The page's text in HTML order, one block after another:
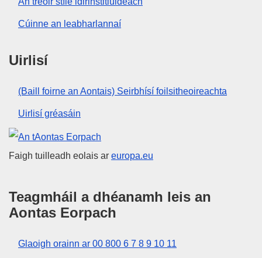
Cúinne an leabharlannaí
Uirlisí
(Baill foirne an Aontais) Seirbhísí foilsitheoireachta
Uirlisí gréasáin
An tAontas Eorpach
Faigh tuilleadh eolais ar europa.eu
Teagmháil a dhéanamh leis an
Aontas Eorpach
Glaoigh orainn ar 00 800 6 7 8 9 10 11